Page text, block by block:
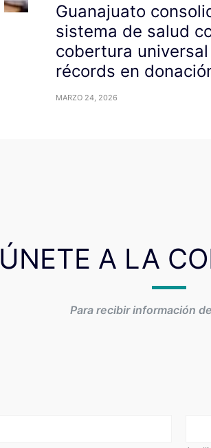
Guanajuato
sistema de salud
cobertura
récords en
MARZO 24, 2026
ÚNETE A LA
Para recibir información